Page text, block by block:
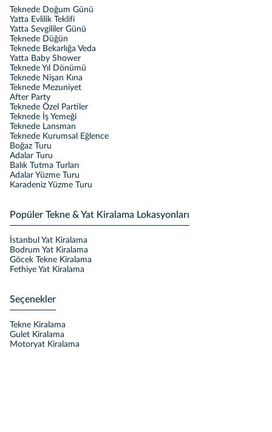
Teknede Doğum Günü
Yatta Evlilik Teklifi
Yatta Sevgililer Günü
Teknede Düğün
Teknede Bekarlığa Veda
Yatta Baby Shower
Teknede Yıl Dönümü
Teknede Nişan Kına
Teknede Mezuniyet
After Party
Teknede Özel Partiler
Teknede İş Yemeği
Teknede Lansman
Teknede Kurumsal Eğlence
Boğaz Turu
Adalar Turu
Balık Tutma Turları
Adalar Yüzme Turu
Karadeniz Yüzme Turu
Popüler Tekne & Yat Kiralama Lokasyonları
İstanbul Yat Kiralama
Bodrum Yat Kiralama
Göcek Tekne Kiralama
Fethiye Yat Kiralama
Seçenekler
Tekne Kiralama
Gulet Kiralama
Motoryat Kiralama